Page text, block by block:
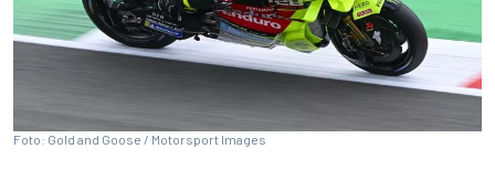
Foto: Gold and Goose / Motorsport Images